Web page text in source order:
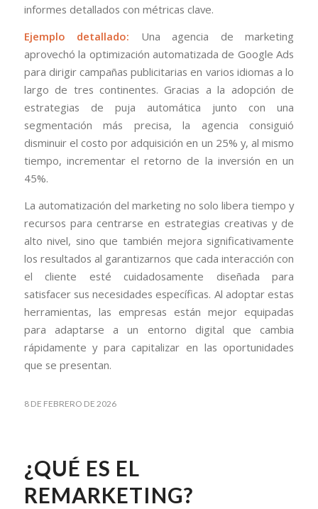
informes detallados con métricas clave.
Ejemplo detallado: Una agencia de marketing
aprovechó la optimización automatizada de Google Ads
para dirigir campañas publicitarias en varios idiomas a lo
largo de tres continentes. Gracias a la adopción de
estrategias de puja automática junto con una
segmentación más precisa, la agencia consiguió
disminuir el costo por adquisición en un 25% y, al mismo
tiempo, incrementar el retorno de la inversión en un
45%.
La automatización del marketing no solo libera tiempo y
recursos para centrarse en estrategias creativas y de
alto nivel, sino que también mejora significativamente
los resultados al garantizarnos que cada interacción con
el cliente esté cuidadosamente diseñada para
satisfacer sus necesidades específicas. Al adoptar estas
herramientas, las empresas están mejor equipadas
para adaptarse a un entorno digital que cambia
rápidamente y para capitalizar en las oportunidades
que se presentan.
8 DE FEBRERO DE 2026
¿QUÉ ES EL
REMARKETING?